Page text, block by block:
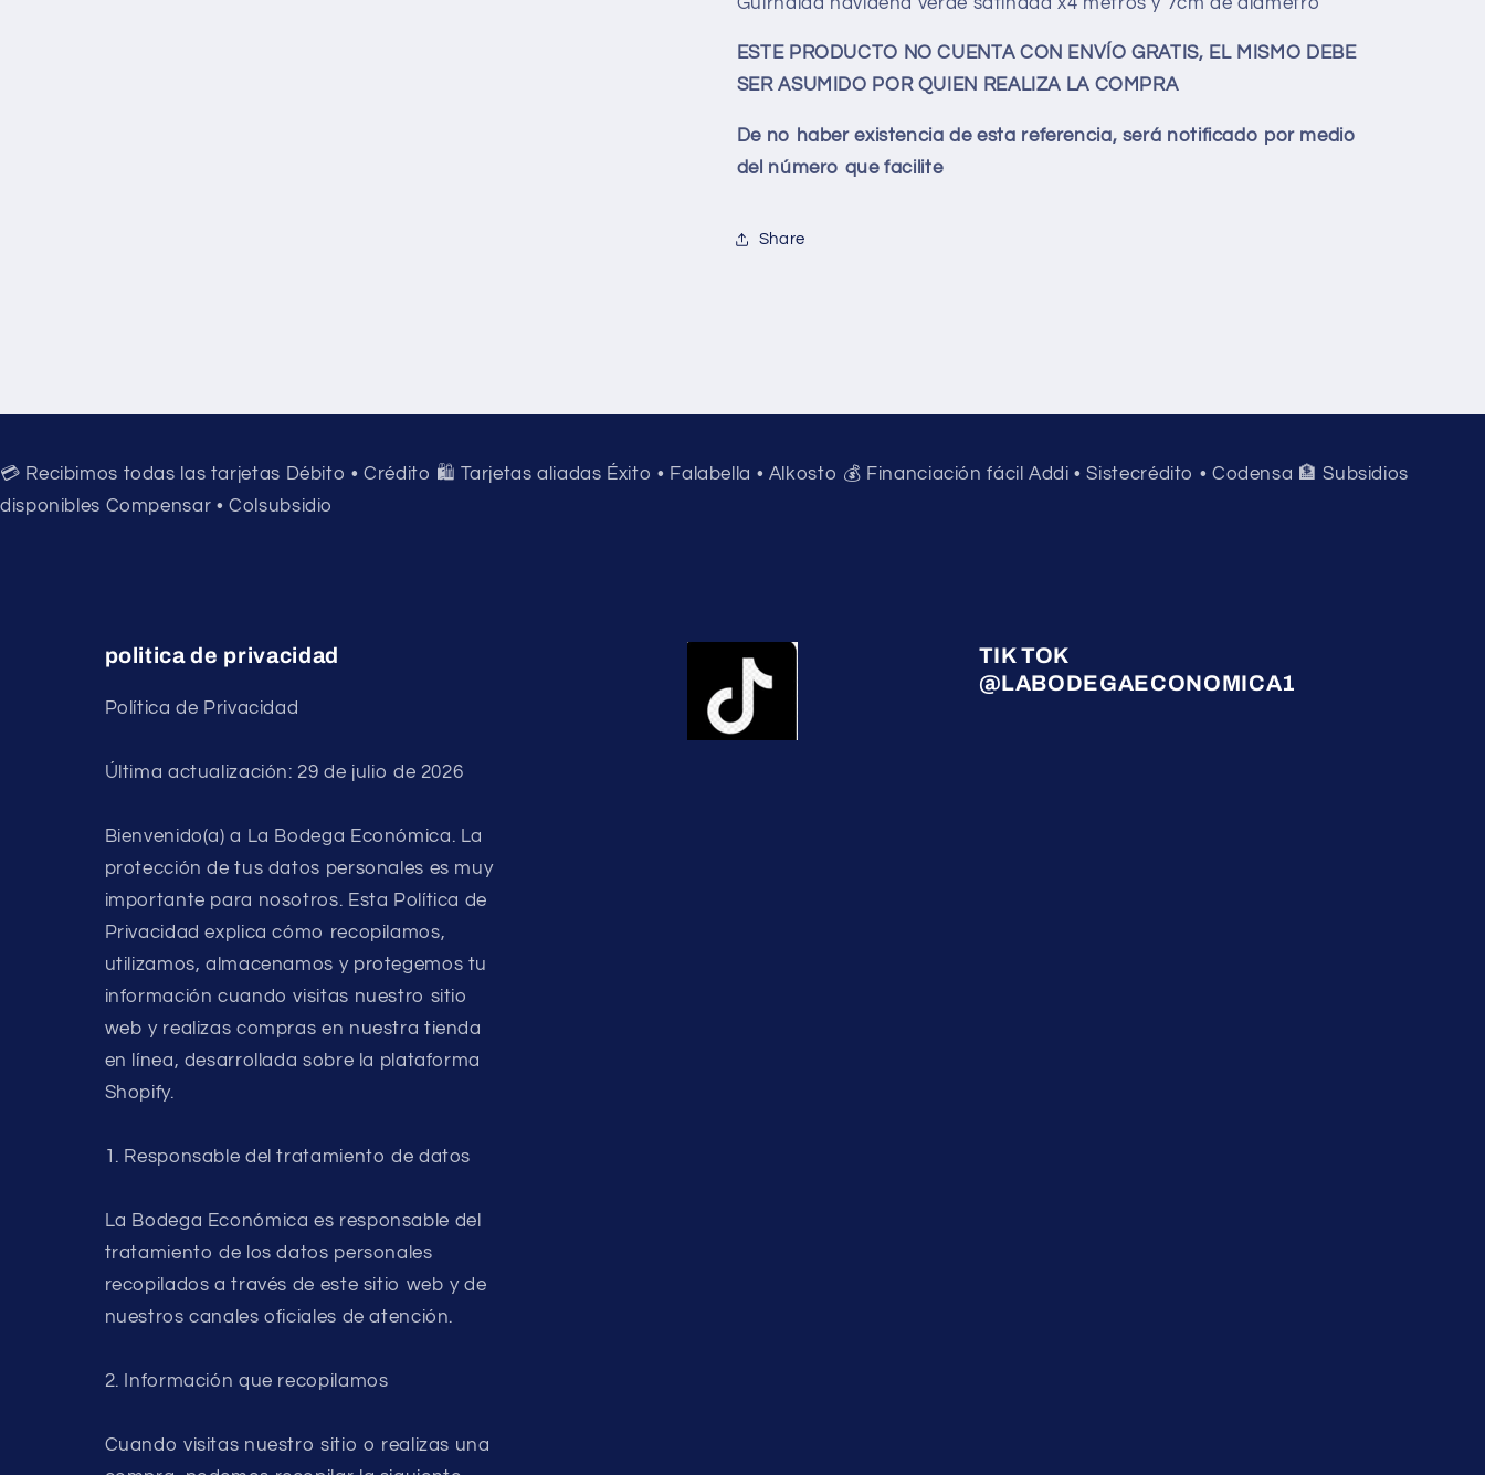
ESTE PRODUCTO NO CUENTA CON ENVÍO GRATIS, EL MISMO DEBE
SER ASUMIDO POR QUIEN REALIZA LA COMPRA
De no haber existencia de esta referencia, será notificado por medio
del número que facilite
Share
💳 Recibimos todas las tarjetas Débito • Crédito 🛍️ Tarjetas aliadas Éxito • Falabella • Alkosto 💰 Financiación fácil Addi • Sistecrédito • Codensa 🏦 Subsidios
disponibles Compensar • Colsubsidio
politica de privacidad
Política de Privacidad
Última actualización: 29 de julio de 2026
Bienvenido(a) a La Bodega Económica. La
protección de tus datos personales es muy
importante para nosotros. Esta Política de
Privacidad explica cómo recopilamos,
utilizamos, almacenamos y protegemos tu
información cuando visitas nuestro sitio
web y realizas compras en nuestra tienda
en línea, desarrollada sobre la plataforma
Shopify.
1. Responsable del tratamiento de datos
La Bodega Económica es responsable del
tratamiento de los datos personales
recopilados a través de este sitio web y de
nuestros canales oficiales de atención.
2. Información que recopilamos
Cuando visitas nuestro sitio o realizas una
TIK TOK
@LABODEGAECONOMICA1